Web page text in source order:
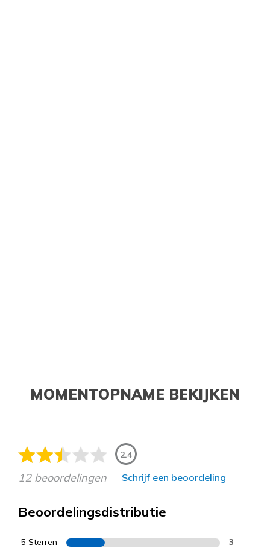
MOMENTOPNAME BEKIJKEN
2.4
12 beoordelingen Schrijf een beoordeling
Beoordelingsdistributie
5 Sterren 3